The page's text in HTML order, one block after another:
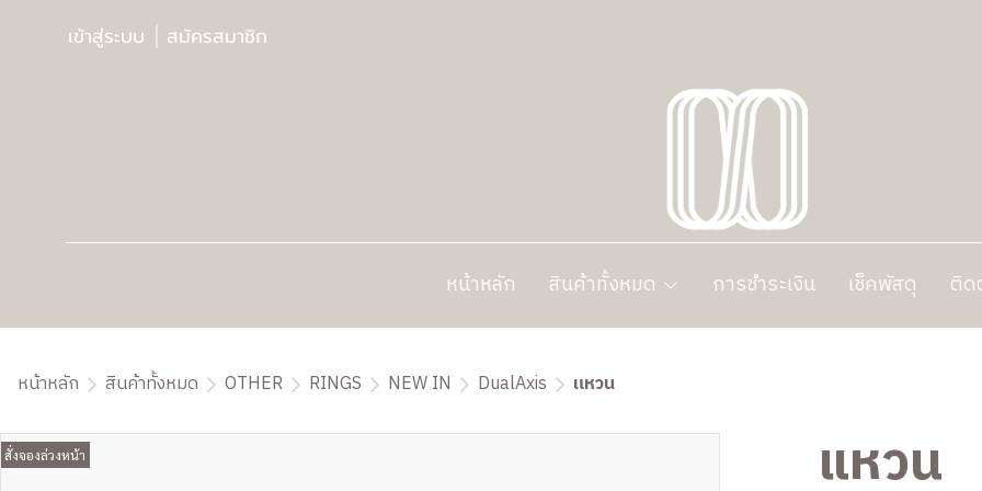
เข้าสู่ระบบ สมัครสมาชิก
หน้าหลัก สินค้าทั้งหมด การชำระเงิน เช็คพัสดุ ติด
หน้าหลัก สินค้าทั้งหมด OTHER RINGS NEW IN DualAxis แหวน
สั่งจองล่วงหน้า แหวน